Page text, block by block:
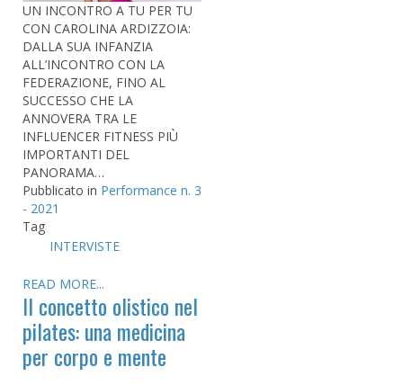
UN INCONTRO A TU PER TU
CON CAROLINA ARDIZZOIA:
DALLA SUA INFANZIA
ALL’INCONTRO CON LA
FEDERAZIONE, FINO AL
SUCCESSO CHE LA
ANNOVERA TRA LE
INFLUENCER FITNESS PIÙ
IMPORTANTI DEL
PANORAMA…
Pubblicato in Performance n. 3
- 2021
Tag
INTERVISTE
READ MORE...
Il concetto olistico nel
pilates: una medicina
per corpo e mente